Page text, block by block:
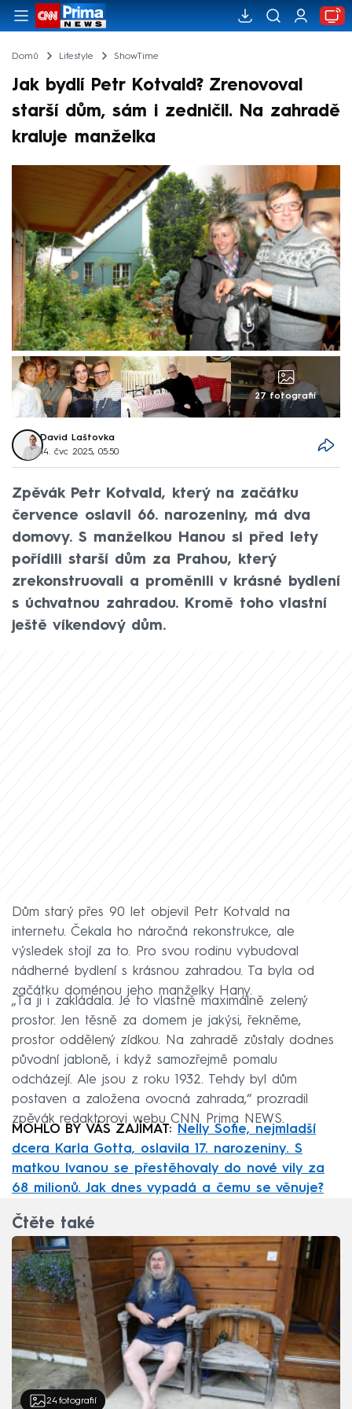
Domů Lifestyle ShowTime
Jak bydlí Petr Kotvald? Zrenovoval
starší dům, sám i zedničil. Na zahradě
kraluje manželka
27 fotografií
David Laštovka
14. čvc 2025, 05:50
Zpěvák Petr Kotvald, který na začátku
července oslavil 66. narozeniny, má dva
domovy. S manželkou Hanou si před lety
pořídili starší dům za Prahou, který
zrekonstruovali a proměnili v krásné bydlení
s úchvatnou zahradou. Kromě toho vlastní
ještě víkendový dům.
Dům starý přes 90 let objevil Petr Kotvald na
internetu. Čekala ho náročná rekonstrukce, ale
výsledek stojí za to. Pro svou rodinu vybudoval
nádherné bydlení s krásnou zahradou. Ta byla od
začátku doménou jeho manželky Hany.
„Ta ji i zakládala. Je to vlastně maximálně zelený
prostor. Jen těsně za domem je jakýsi, řekněme,
prostor oddělený zídkou. Na zahradě zůstaly dodnes
původní jabloně, i když samozřejmě pomalu
odcházejí. Ale jsou z roku 1932. Tehdy byl dům
postaven a založena ovocná zahrada,“ prozradil
zpěvák redaktorovi webu CNN Prima NEWS.
MOHLO BY VÁS ZAJÍMAT: Nelly Sofie, nejmladší
dcera Karla Gotta, oslavila 17. narozeniny. S
matkou Ivanou se přestěhovaly do nové vily za
68 milionů. Jak dnes vypadá a čemu se věnuje?
Čtěte také
24 fotografií